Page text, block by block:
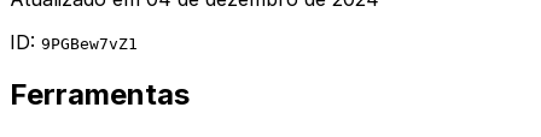
ID: 9PGBew7vZ1
Ferramentas